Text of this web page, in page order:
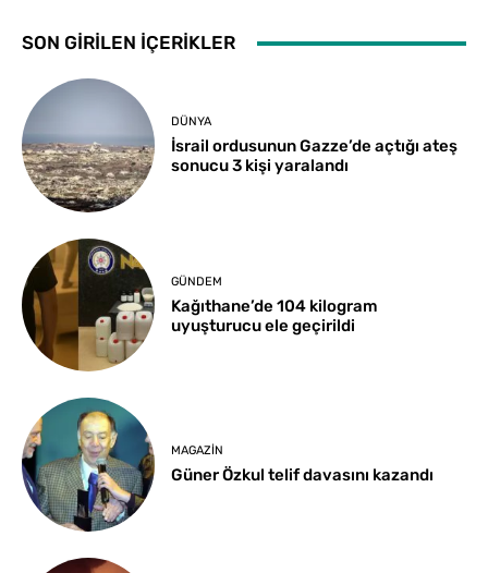
SON GİRİLEN İÇERİKLER
DÜNYA
İsrail ordusunun Gazze’de açtığı ateş
sonucu 3 kişi yaralandı
GÜNDEM
Kağıthane’de 104 kilogram
uyuşturucu ele geçirildi
MAGAZIN
Güner Özkul telif davasını kazandı